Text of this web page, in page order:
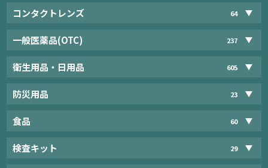
コンタクトレンズ 64
一般医薬品(OTC) 237
衛生用品・日用品 605
防災用品 23
食品 60
検査キット 29